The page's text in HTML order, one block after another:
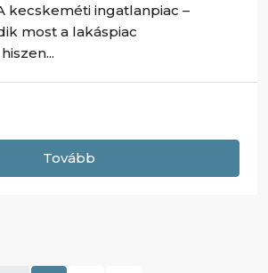
kecskeméti ingatlanpiac –
most a lakáspiac
Tovább